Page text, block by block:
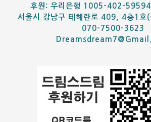
후원: 우리은행 1005-402-
서울시 강남구 테헤란로 409, 4층1호(
070-7500-3623